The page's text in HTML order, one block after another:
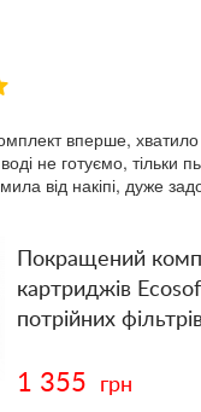
вперше, хватило
не готуємо, тільки
від накіпі, дуже
Покращений
картриджів
потрійних
1 355 грн